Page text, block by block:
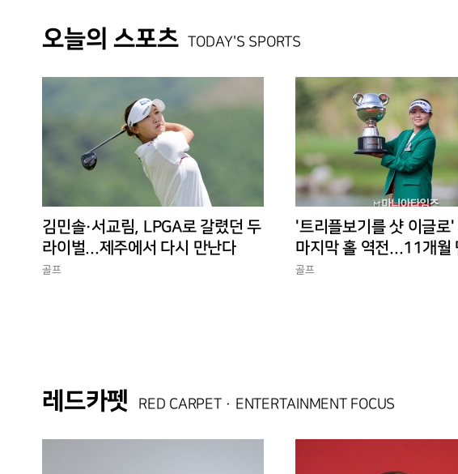
오늘의 스포츠 TODAY'S SPORTS
김민솔·서교림, LPGA로 갈렸던 두
라이벌...제주에서 다시 만난다
골프
'트리플보기를 샷 이글로'
마지막 홀 역전...11개월
10승 완성
골프
레드카펫 RED CARPET · ENTERTAINMENT FOCUS